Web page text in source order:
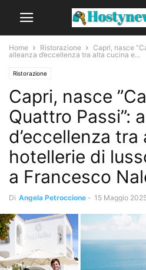
Home Ristorazione
Capri, nasce
alleanza d’eccellenza tra alta cucina e...
Ristorazione
Capri, nasce
Quattro Passi”:
d’eccellenza
hotellerie di
a Francesco
Di Angela Petroccione - 15 Maggio